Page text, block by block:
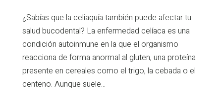
¿Sabías que la celiaquía también puede afectar tu
salud bucodental? La enfermedad celíaca es una
condición autoinmune en la que el organismo
reacciona de forma anormal al gluten, una proteína
presente en cereales como el trigo, la cebada o el
centeno. Aunque suele...